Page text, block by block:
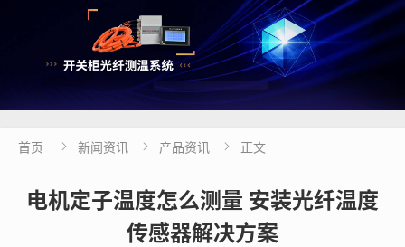
首页  新闻资讯  产品资讯  正文
电机定子温度怎么测量 安装光纤温度
传感器解决方案